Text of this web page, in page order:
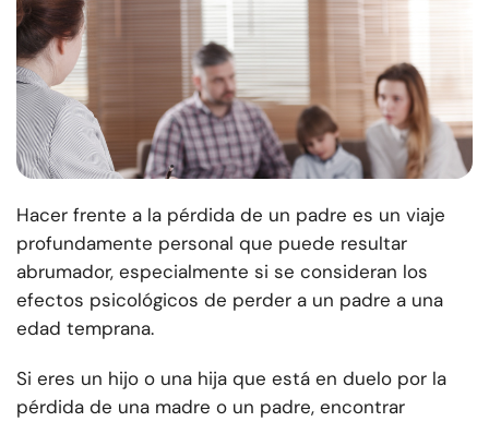
Hacer frente a la pérdida de un padre es un viaje
profundamente personal que puede resultar
abrumador, especialmente si se consideran los
efectos psicológicos de perder a un padre a una
edad temprana.
Si eres un hijo o una hija que está en duelo por la
pérdida de una madre o un padre, encontrar